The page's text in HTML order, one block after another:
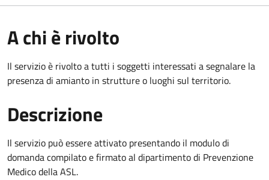
A chi è rivolto
Il servizio è rivolto a tutti i soggetti interessati a segnalare la
presenza di amianto in strutture o luoghi sul territorio.
Descrizione
Il servizio può essere attivato presentando il modulo di
domanda compilato e firmato al dipartimento di Prevenzione
Medico della ASL.